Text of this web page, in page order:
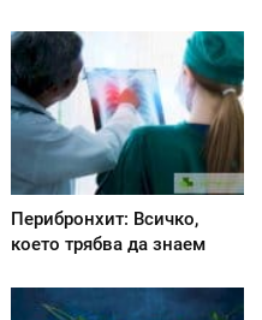
Перибронхит: Всичко,
което трябва да знаем